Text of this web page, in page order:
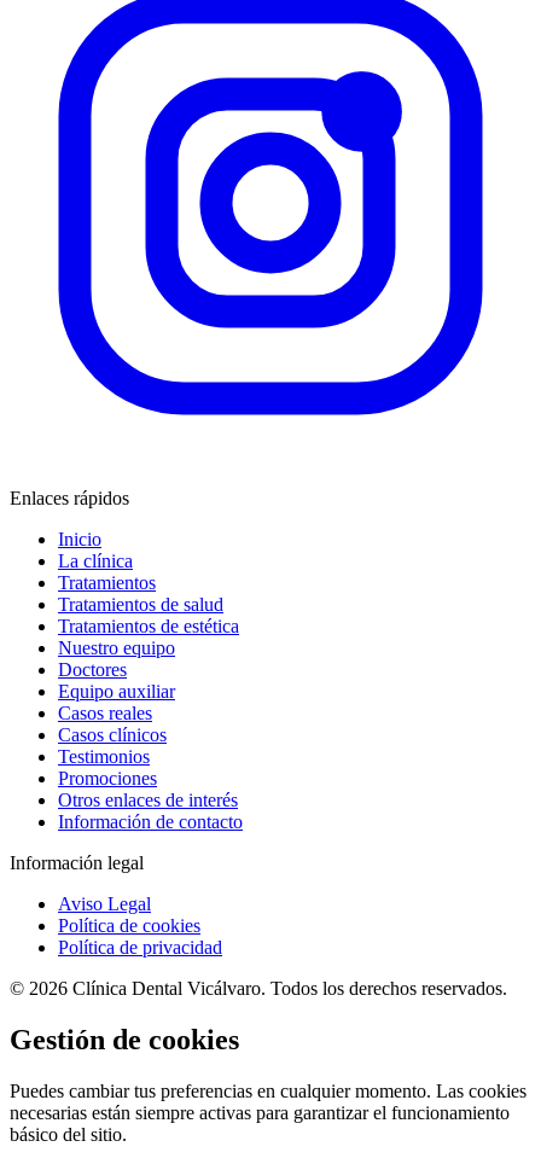
Enlaces rápidos
Inicio
La clínica
Tratamientos
Tratamientos de salud
Tratamientos de estética
Nuestro equipo
Doctores
Equipo auxiliar
Casos reales
Casos clínicos
Testimonios
Promociones
Otros enlaces de interés
Información de contacto
Información legal
Aviso Legal
Política de cookies
Política de privacidad
© 2026 Clínica Dental Vicálvaro. Todos los derechos reservados.
Gestión de cookies
Puedes cambiar tus preferencias en cualquier momento. Las cookies
necesarias están siempre activas para garantizar el funcionamiento
básico del sitio.